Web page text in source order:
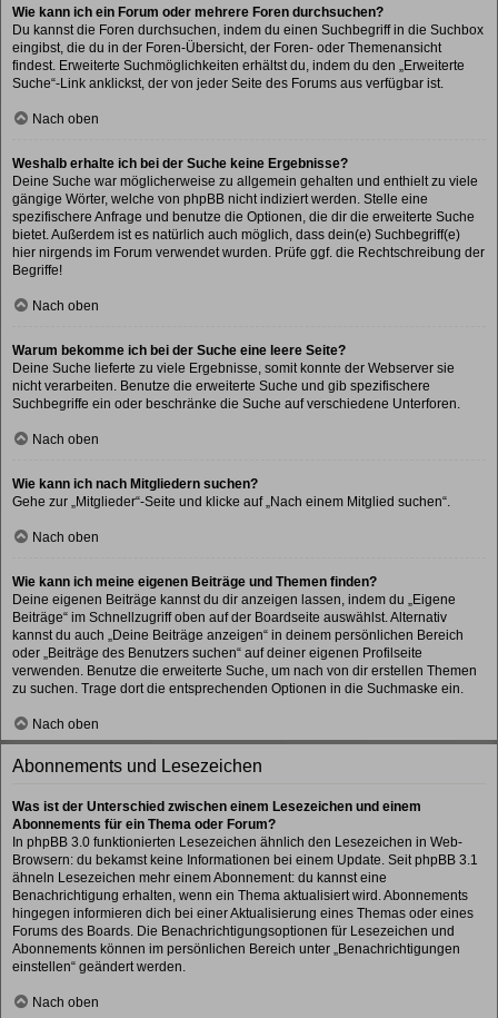
Wie kann ich ein Forum oder mehrere Foren durchsuchen?
Du kannst die Foren durchsuchen, indem du einen Suchbegriff in die Suchbox
eingibst, die du in der Foren-Übersicht, der Foren- oder Themenansicht
findest. Erweiterte Suchmöglichkeiten erhältst du, indem du den „Erweiterte
Suche“-Link anklickst, der von jeder Seite des Forums aus verfügbar ist.
Nach oben
Weshalb erhalte ich bei der Suche keine Ergebnisse?
Deine Suche war möglicherweise zu allgemein gehalten und enthielt zu viele
gängige Wörter, welche von phpBB nicht indiziert werden. Stelle eine
spezifischere Anfrage und benutze die Optionen, die dir die erweiterte Suche
bietet. Außerdem ist es natürlich auch möglich, dass dein(e) Suchbegriff(e)
hier nirgends im Forum verwendet wurden. Prüfe ggf. die Rechtschreibung der
Begriffe!
Nach oben
Warum bekomme ich bei der Suche eine leere Seite?
Deine Suche lieferte zu viele Ergebnisse, somit konnte der Webserver sie
nicht verarbeiten. Benutze die erweiterte Suche und gib spezifischere
Suchbegriffe ein oder beschränke die Suche auf verschiedene Unterforen.
Nach oben
Wie kann ich nach Mitgliedern suchen?
Gehe zur „Mitglieder“-Seite und klicke auf „Nach einem Mitglied suchen“.
Nach oben
Wie kann ich meine eigenen Beiträge und Themen finden?
Deine eigenen Beiträge kannst du dir anzeigen lassen, indem du „Eigene
Beiträge“ im Schnellzugriff oben auf der Boardseite auswählst. Alternativ
kannst du auch „Deine Beiträge anzeigen“ in deinem persönlichen Bereich
oder „Beiträge des Benutzers suchen“ auf deiner eigenen Profilseite
verwenden. Benutze die erweiterte Suche, um nach von dir erstellen Themen
zu suchen. Trage dort die entsprechenden Optionen in die Suchmaske ein.
Nach oben
Abonnements und Lesezeichen
Was ist der Unterschied zwischen einem Lesezeichen und einem
Abonnements für ein Thema oder Forum?
In phpBB 3.0 funktionierten Lesezeichen ähnlich den Lesezeichen in Web-
Browsern: du bekamst keine Informationen bei einem Update. Seit phpBB 3.1
ähneln Lesezeichen mehr einem Abonnement: du kannst eine
Benachrichtigung erhalten, wenn ein Thema aktualisiert wird. Abonnements
hingegen informieren dich bei einer Aktualisierung eines Themas oder eines
Forums des Boards. Die Benachrichtigungsoptionen für Lesezeichen und
Abonnements können im persönlichen Bereich unter „Benachrichtigungen
einstellen“ geändert werden.
Nach oben